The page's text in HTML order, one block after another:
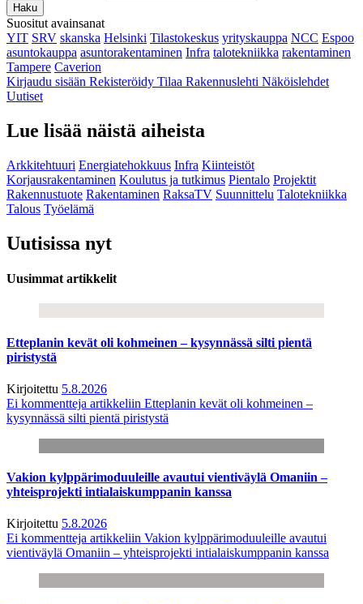
Haku
Suositut avainsanat
YIT SRV skanska Helsinki Tilastokeskus yrityskauppa NCC Espoo
asuntokauppa asuntorakentaminen Infra talotekniikka rakentaminen
Tampere Caverion
Kirjaudu sisään Rekisteröidy Tilaa Rakennuslehti Näköislehdet
Uutiset
Lue lisää näistä aiheista
Arkkitehtuuri Energiatehokkuus Infra Kiinteistöt
Korjausrakentaminen Koulutus ja tutkimus Pientalo Projektit
Rakennustuote Rakentaminen RaksaTV Suunnittelu Talotekniikka
Talous Työelämä
Uutisissa nyt
Uusimmat artikkelit
Etteplanin kevät oli kohmeinen – kysynnässä silti pientä
piristystä
Kirjoitettu 5.8.2026
Ei kommentteja artikkeliin Etteplanin kevät oli kohmeinen –
kysynnässä silti pientä piristystä
Vakion kylppärimoduuleille avautui vientiväylä Omaniin –
yhteisprojekti intialaiskumppanin kanssa
Kirjoitettu 5.8.2026
Ei kommentteja artikkeliin Vakion kylppärimoduuleille avautui
vientiväylä Omaniin – yhteisprojekti intialaiskumppanin kanssa